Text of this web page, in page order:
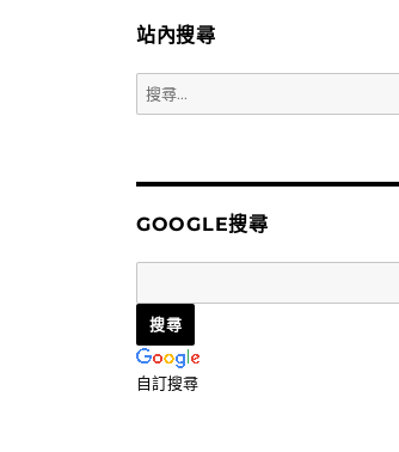
站內搜尋
搜
尋
字:
GOOGLE搜尋
自訂搜尋